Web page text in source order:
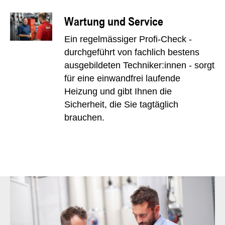
Wartung und Service
Ein regelmässiger Profi-Check -
durchgeführt von fachlich bestens
ausgebildeten Techniker:innen - sorgt
für eine einwandfrei laufende
Heizung und gibt Ihnen die
Sicherheit, die Sie tagtäglich
brauchen.